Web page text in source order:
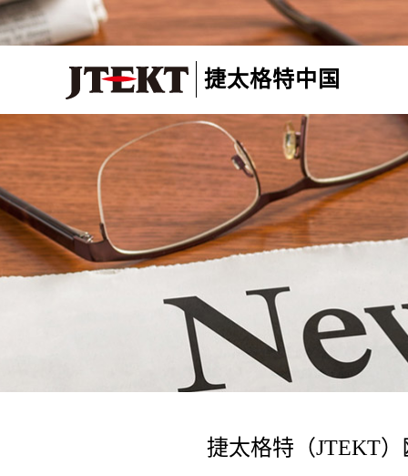
捷太格特中国
捷太格特（JTEKT